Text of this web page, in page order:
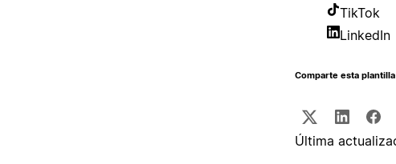
TikTok
LinkedIn
Comparte esta plantilla
Última